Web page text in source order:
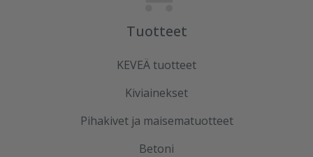
Tuotteet
KEVEÄ tuotteet
Kiviainekset
Pihakivet ja maisematuotteet
Betoni